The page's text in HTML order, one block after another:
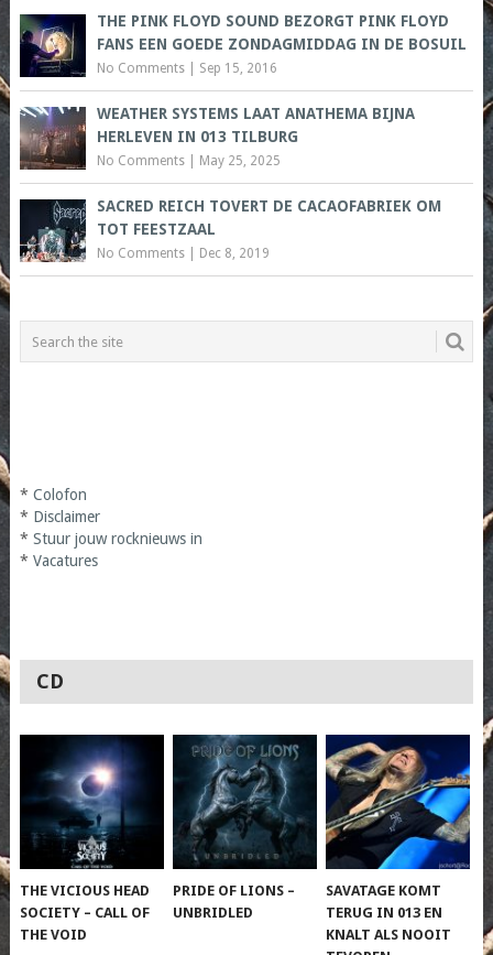
THE PINK FLOYD SOUND BEZORGT PINK FLOYD
FANS EEN GOEDE ZONDAGMIDDAG IN DE BOSUIL
No Comments| Sep 15, 2016
WEATHER SYSTEMS LAAT ANATHEMA BIJNA
HERLEVEN IN 013 TILBURG
No Comments| May 25, 2025
SACRED REICH TOVERT DE CACAOFABRIEK OM
TOT FEESTZAAL
No Comments| Dec 8, 2019
* Colofon
* Disclaimer
* Stuur jouw rocknieuws in
* Vacatures
CD
THE VICIOUS HEAD
SOCIETY – CALL OF
THE VOID
PRIDE OF LIONS –
UNBRIDLED
SAVATAGE KOMT
TERUG IN 013 EN
KNALT ALS NOOIT